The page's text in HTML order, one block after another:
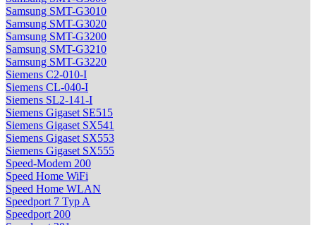
Samsung SMT-G3010
Samsung SMT-G3020
Samsung SMT-G3200
Samsung SMT-G3210
Samsung SMT-G3220
Siemens C2-010-I
Siemens CL-040-I
Siemens SL2-141-I
Siemens Gigaset SE515
Siemens Gigaset SX541
Siemens Gigaset SX553
Siemens Gigaset SX555
Speed-Modem 200
Speed Home WiFi
Speed Home WLAN
Speedport 7 Typ A
Speedport 200